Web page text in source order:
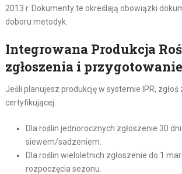
2013 r. Dokumenty te określają obowiązki
doboru metodyk.
Integrowana Produkcja
zgłoszenia i przygotowanie
Jeśli planujesz produkcję w systemie IPR,
certyfikującej.
Dla roślin jednorocznych zgłoszenie 30
siewem/sadzeniem.
Dla roślin wieloletnich zgłoszenie do 1
rozpoczęcia sezonu.